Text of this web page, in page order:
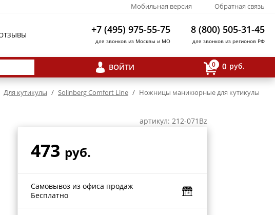
Мобильная версия Обратная связь
+7 (495) 975-55-75
для звонков из Москвы и МО
8 (800) 505-31-45
для звонков из регионов РФ
ВОЙТИ 0 0 руб.
Для кутикулы / Solinberg Comfort Line / Ножницы маникюрные для кутикулы
артикул: 212-071Bz
473 руб.
Самовывоз из офиса продаж
Бесплатно